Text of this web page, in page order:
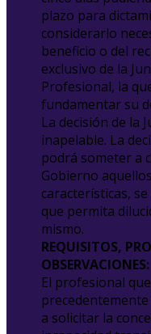
plazo para
considerarlo
beneficio o del
exclusivo de la
Profesional, la
fundamentar su
La decisión de la
inapelable. La
podrá someter a
Gobierno
características,
que permita
mismo.
REQUISITOS,
OBSERVACIONES:
El profesional
a solicitar la